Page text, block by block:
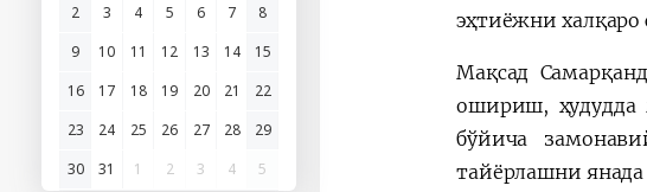
2
3 4 5 6 7
8
9
10 11 12 13 14
15
16
17 18 19 20 21
22
23
24 25 26 27 28
29
30
31 1 2 3 4 5
эҳтиёжни
Мақсад
ошириш, ҳудудда
бўйича
тайёрлашни